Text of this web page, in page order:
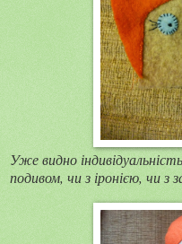
Уже видно
подивом, чи з іронією, чи з